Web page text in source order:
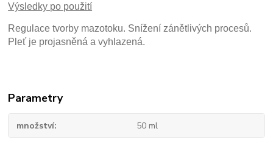
Výsledky po použití
Regulace tvorby mazotoku. Snížení zánětlivých procesů.
Pleť je projasněná a vyhlazená.
Parametry
množství 50 ml